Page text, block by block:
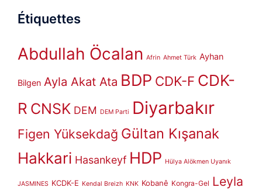
Étiquettes
Abdullah Öcalan Afrin Ahmet Türk Ayhan
Bilgen Ayla Akat Ata BDP CDK-F CDK-
R CNSK DEM DEM Parti Diyarbakır
Figen Yüksekdağ Gültan Kışanak
Hakkari Hasankeyf HDP Hülya Alökmen Uyanık
JASMINES KCDK-E Kendal Breizh KNK Kobanê Kongra-Gel Leyla